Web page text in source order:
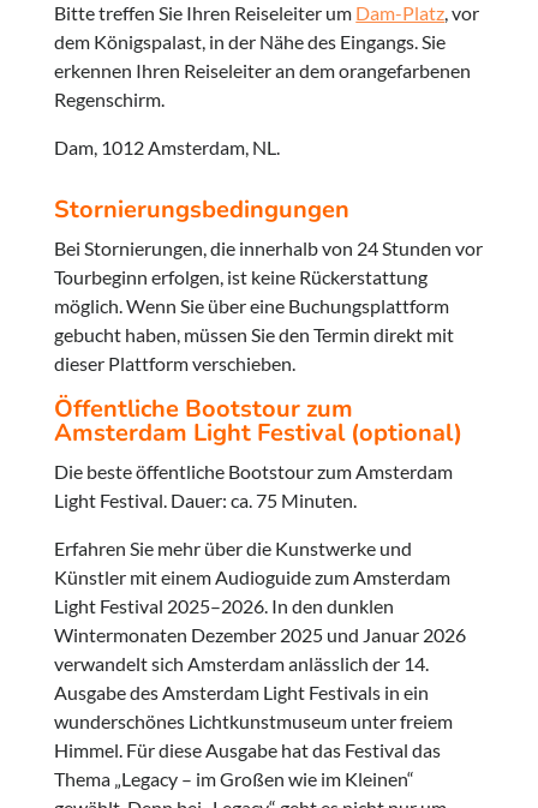
Bitte treffen Sie Ihren Reiseleiter um Dam-Platz, vor
dem Königspalast, in der Nähe des Eingangs. Sie
erkennen Ihren Reiseleiter an dem orangefarbenen
Regenschirm.
Dam, 1012 Amsterdam, NL.
Stornierungsbedingungen
Bei Stornierungen, die innerhalb von 24 Stunden vor
Tourbeginn erfolgen, ist keine Rückerstattung
möglich. Wenn Sie über eine Buchungsplattform
gebucht haben, müssen Sie den Termin direkt mit
dieser Plattform verschieben.
Öffentliche Bootstour zum
Amsterdam Light Festival (optional)
Die beste öffentliche Bootstour zum Amsterdam
Light Festival. Dauer: ca. 75 Minuten.
Erfahren Sie mehr über die Kunstwerke und
Künstler mit einem Audioguide zum Amsterdam
Light Festival 2025–2026. In den dunklen
Wintermonaten Dezember 2025 und Januar 2026
verwandelt sich Amsterdam anlässlich der 14.
Ausgabe des Amsterdam Light Festivals in ein
wunderschönes Lichtkunstmuseum unter freiem
Himmel. Für diese Ausgabe hat das Festival das
Thema „Legacy – im Großen wie im Kleinen“